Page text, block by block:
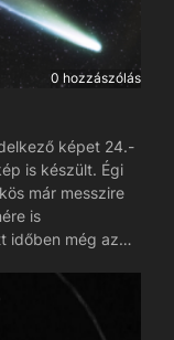
0 hozzászólás
képet 24.-
készült. Égi
már messzire
is
időben még az